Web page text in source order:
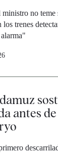
no teme
los trenes
antes